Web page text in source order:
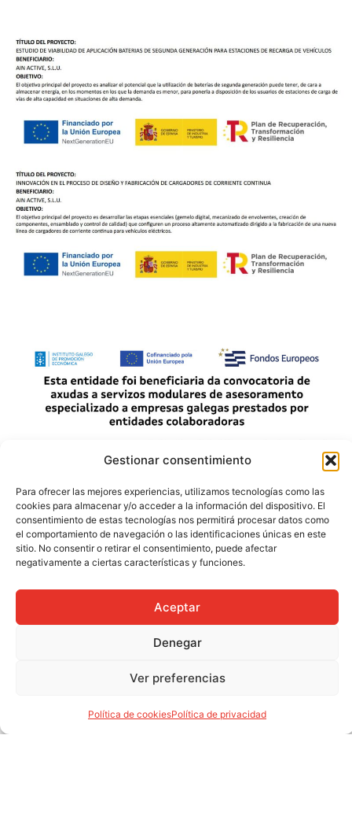
Gestionar consentimiento
Para ofrecer las mejores experiencias, utilizamos tecnologías como las
cookies para almacenar y/o acceder a la información del dispositivo. El
consentimiento de estas tecnologías nos permitirá procesar datos como
el comportamiento de navegación o las identificaciones únicas en este
sitio. No consentir o retirar el consentimiento, puede afectar
negativamente a ciertas características y funciones.
Aceptar
Denegar
Ver preferencias
Política de cookiesPolítica de privacidad